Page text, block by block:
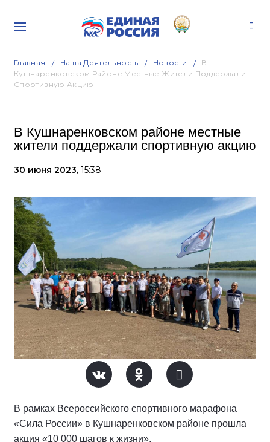
Главная Наша Деятельность Новости
В
Кушнаренковском Районе Местные Жители Поддержали
Спортивную Акцию
В Кушнаренковском районе местные
жители поддержали спортивную акцию
30 июня 2023, 15:38
В рамках Всероссийского спортивного марафона
«Сила России» в Кушнаренковском районе прошла
акция «10 000 шагов к жизни».